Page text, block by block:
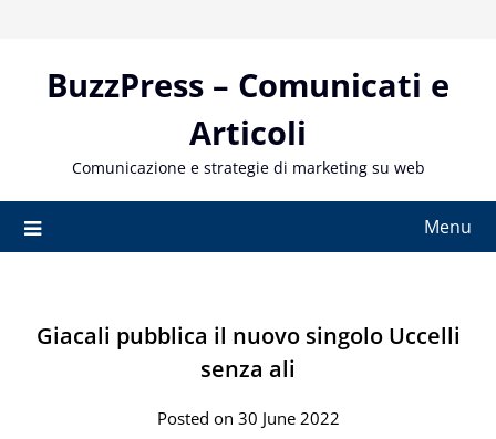
contentBuzzPress – Comunicati e
Articoli
Comunicazione e strategie di marketing su web
Menu
Giacali pubblica il nuovo singolo Uccelli
senza ali
Posted on 30 June 2022